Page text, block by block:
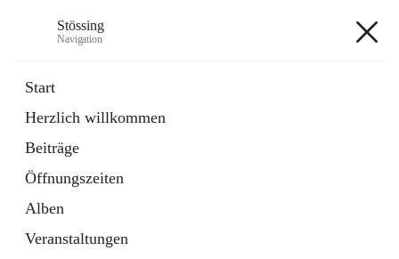
Stössing
Navigation
Start
Herzlich willkommen
Beiträge
Öffnungszeiten
Alben
Veranstaltungen
Datei
in
Tab
Kindergarten
öffnet
in
neuem
Tab